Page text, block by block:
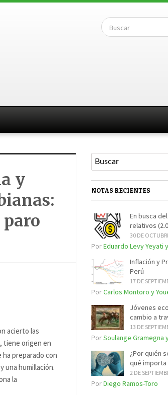
y
acierto las
tiene origen en
preparado con
una humillación.
la
NOTAS RECIENTES
En busca
relativos
30 DE
PorEduardo Levy Yeyati
Inflación y
Perú
17 DE
PorCarlos Montoro y
Jóvenes
cambio a
13 DE
PorSoulange Gramegna
¿Por quién
qué importa
2 DE
PorDiego Ramos-Toro